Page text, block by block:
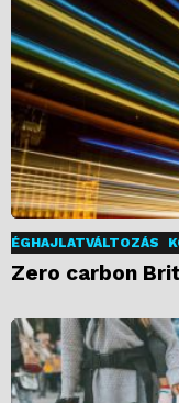
ÉGHAJLATVÁLTOZÁS
Zero carbon